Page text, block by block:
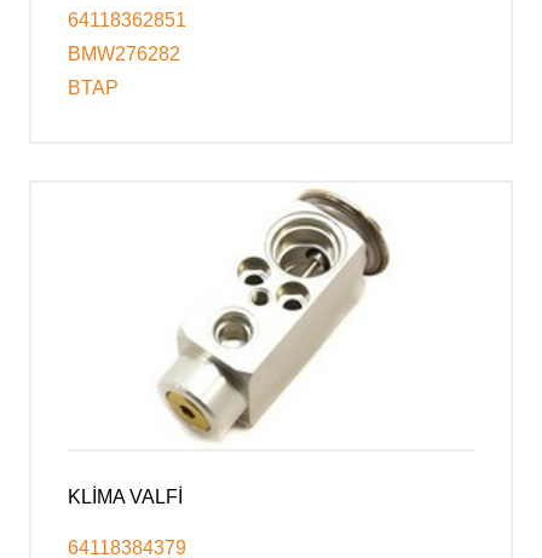
64118362851
BMW276282
BTAP
KLİMA VALFİ
64118384379